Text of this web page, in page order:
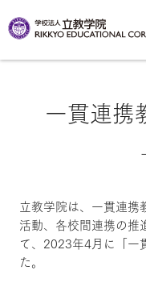
一貫連携
立教学院は、一貫連携
活動、各校間連携の推
て、2023年4月に「一
た。